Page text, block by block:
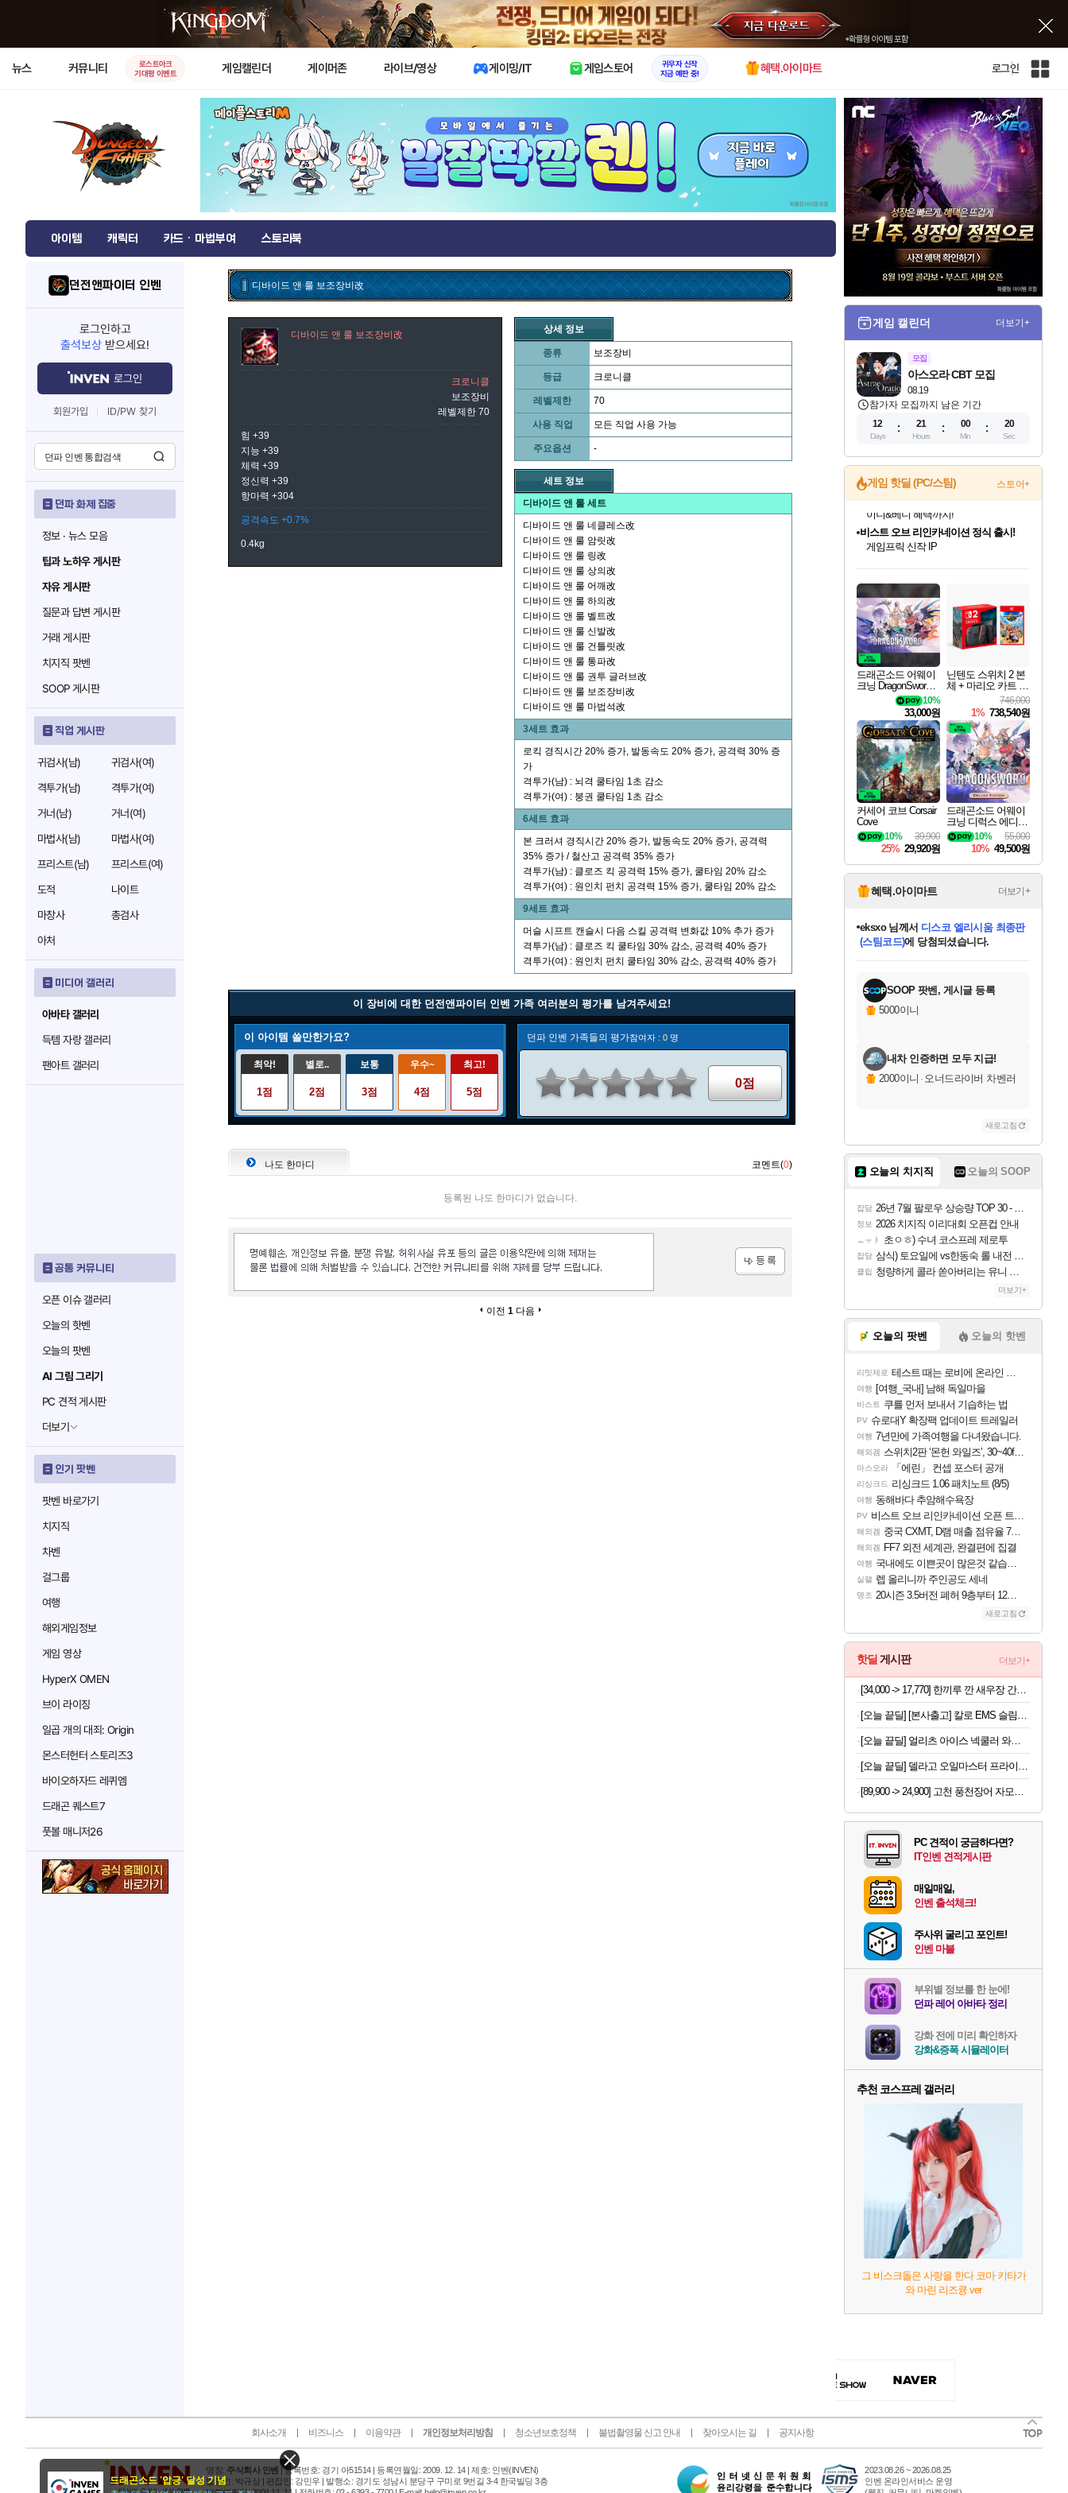
X
뉴스 커뮤니티
로스트아크
기대평 이벤트
게임캘린더 게이머존 라이브/영상 게이밍/IT 게임스토어
귀무자 신작
지금 예판 중!
혜택.아이마트 로그인
인
전
체
사
아이템 캐릭터 카드 · 마법부여 스토리북
던전앤파이터 인벤
로그인하고
출석보상 받으세요!
로그인
회원가입 ID/PW 찾기
던파 화제 집중
정보 · 뉴스 모음
팁과 노하우 게시판
자유 게시판
질문과 답변 게시판
거래 게시판
치지직 팟벤
SOOP 게시판
직업 게시판
귀검사(남)
귀검사(여)
격투가(남)
격투가(여)
거너(남)
거너(여)
마법사(남)
마법사(여)
프리스트(남)
프리스트(여)
도적
나이트
마창사
총검사
아처
미디어 갤러리
아바타 갤러리
득템 자랑 갤러리
팬아트 갤러리
공통 커뮤니티
오픈 이슈 갤러리
오늘의 핫벤
오늘의 팟벤
AI 그림 그리기
PC 견적 게시판
더보기
인기 팟벤
팟벤 바로가기
치지직
차벤
걸그룹
여행
해외게임정보
게임 영상
HyperX OMEN
브이 라이징
일곱 개의 대죄: Origin
몬스터헌터 스토리즈3
바이오하자드 레퀴엠
드래곤 퀘스트7
풋볼 매니저26
디바이드 앤 룰 보조장비改
디바이드 앤 룰 보조장비改
크로니클
보조장비
레벨제한 70
힘 +39
지능 +39
체력 +39
정신력 +39
항마력 +304
공격속도 +0.7%
0.4kg
상세 정보
종류 보조장비
등급 크로니클
레벨제한 70
사용 직업 모든 직업 사용 가능
주요옵션 -
세트 정보
디바이드 앤 룰 세트
디바이드 앤 룰 네클레스改
디바이드 앤 룰 암릿改
디바이드 앤 룰 링改
디바이드 앤 룰 상의改
디바이드 앤 룰 어깨改
디바이드 앤 룰 하의改
디바이드 앤 룰 벨트改
디바이드 앤 룰 신발改
디바이드 앤 룰 건틀릿改
디바이드 앤 룰 통파改
디바이드 앤 룰 권투 글러브改
디바이드 앤 룰 보조장비改
디바이드 앤 룰 마법석改
3세트 효과
로킥 경직시간 20% 증가, 발동속도 20% 증가, 공격력 30% 증
가
격투가(남) : 뇌격 쿨타임 1초 감소
격투가(여) : 붕권 쿨타임 1초 감소
6세트 효과
본 크러셔 경직시간 20% 증가, 발동속도 20% 증가, 공격력
35% 증가 / 철산고 공격력 35% 증가
격투가(남) : 클로즈 킥 공격력 15% 증가, 쿨타임 20% 감소
격투가(여) : 원인치 펀치 공격력 15% 증가, 쿨타임 20% 감소
9세트 효과
머슬 시프트 캔슬시 다음 스킬 공격력 변화값 10% 추가 증가
격투가(남) : 클로즈 킥 쿨타임 30% 감소, 공격력 40% 증가
격투가(여) : 원인치 펀치 쿨타임 30% 감소, 공격력 40% 증가
이 장비에 대한 던전앤파이터 인벤 가족 여러분의 평가를 남겨주세요!
이 아이템 쓸만한가요?
최악!
1점
별로..
2점
보통
3점
우수~
4점
최고!
5점
던파 인벤 가족들의 평가참여자 : 0 명
0점
나도 한마디 코멘트(0)
등록된 나도 한마디가 없습니다.
이전 1 다음
게임 캘린더 더보기+
모집
08.19
아스오라 CBT 모집
참가자 모집까지 남은 기간
12
Days
21
Hours
00
Min
19
Sec
게임 핫딜 (PC/스팀) 스토어+
네이버혜택과 함께 만나보세요!
50%할인&추가 적립까지!
이니&베니 혜택까지!
비스트 오브 리인카네이션 정식 출시!
게임프릭 신작 IP
네이버 혜택가와 함께 예약하세요!
할인&네이버혜택으로 만나보세요!
네이버페이 혜택과 만나보세요!
40주년 프로모션으로 만나보세요!
네이버 포인트 혜택까지!
할인가에 만나보세요!
일부 에디션 상시 할인!
혜택으로 예약 판매 중
편안하게 충전하세요
드래곤소드 어웨이
크닝 DragonSword A
10%
33,000원
닌텐도 스위치 2 본
체 + 마리오 카트 월
746,000
1% 738,540원
커세어 코브 Corsair
Cove
39,900
10%
25% 29,920원
드래곤소드 어웨이
크닝 디럭스 에디션
DragonSword Awake
ning Deluxe Edition
55,000
10%
10% 49,500원
혜택.아이마트 더보기+
당첨되셨습니다.
당첨되셨습니다.
eksxo님께서 디스코 엘리시움 최종판
(스팀코드)에 당첨되셨습니다.
당첨되셨습니다.
당첨되셨습니다.
에디션 (스팀코드) 를 교환.
당첨되셨습니다.
당첨되셨습니다.
당첨되셨습니다.
당첨되셨습니다.
SOOP 팟벤, 게시글 등록
5000이니
내차 인증하면 모두 지급!
2000이니 · 오너드라이버 차벤러
새로고침
오늘의 치지직 오늘의 SOOP
잡담 26년 7월 팔로우 상승량 TOP 30 - 월간 치지직
정보 2026 치지직 이리대회 오픈컵 안내
ㅗㅜㅑ 초ㅇㅎ) 수녀 코스프레 제로투
잡담 삼식) 토요일에 vs한동숙 롤 내전 예정
클립 청량하게 콜라 쏟아버리는 유니 ㅋㅋㅋ
더보기+
오늘의 팟벤 오늘의 핫벤
리밋제로 테스트 때는 로비에 온라인 기능이 있는데
여행 [여행_국내] 남해 독일마을
비스트 쿠를 먼저 보내서 기습하는 법
PV 슈로대Y 확장팩 업데이트 트레일러
여행 7년만에 가족여행을 다녀왔습니다.
해외겜 스위치2판 ‘몬헌 와일즈’, 30~40fps 목표 추정
아스오라 「에린」 컨셉 포스터 공개
리싱크드 리싱크드 1.06 패치노트 (8/5)
여행 동해바다 추암해수욕장
PV 비스트 오브 리인카네이션 오픈 트레일러
해외겜 중국 CXMT, D램 매출 점유율 7%…글로벌 4위로 부상
해외겜 FF7 외전 세계관, 완결편에 집결
여행 국내에도 이쁜곳이 많은것 같습니다
실팰 렙 올리니까 주인공도 세네
명조 20시즌 3.5버전 폐허 9층부터 12층까지 클리어 조합 | 죽음의 노래와 바닷속 폐허 |
새로고침
핫딜 게시판 더보기+
[34,000 -> 17,770] 한끼루 깐 새우장 간장350g + 양념350g 2세트
[오늘 끝딜] 얼리츠 아이스 넥쿨러 와이드 넥밴드 쿨스카프 쿨링 냉감 얼음목걸이 목도리
[89,900 -> 24,900] 고천 풍천장어 자모니카 특품 손질후 700g 총1kg
PC 견적이 궁금하다면?
IT인벤 견적게시판
매일매일,
인벤 출석체크!
주사위 굴리고 포인트!
인벤 마블
부위별 정보를 한 눈에!
던파 레어 아바타 정리
강화 전에 미리 확인하자
강화&증폭 시뮬레이터
추천 코스프레 갤러리
그 비스크돌은 사랑을 한다 코마 키타가
와 마린 리즈큥 ver
회사소개 비즈니스 이용약관 개인정보처리방침 청소년보호정책 불법촬영물 신고 안내 찾아오시는 길 공지사항
명칭: 주식회사 인벤 | 등록번호: 경기 아51514 | 등록연월일: 2009. 12. 14 | 제호: 인벤 (INVEN)
발행인: 박규상 | 편집인: 강민우 | 발행소: 경기도 성남시 분당구 구미로 9번길 3-4 한국빌딩 3층
터
2023.08.26 ~ 2026.08.25
인벤 온라인서비스 운영
드래곤소드 '압긍' 달성 기념